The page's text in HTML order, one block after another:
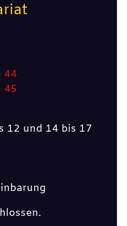
44
45
12 und 14 bis 17